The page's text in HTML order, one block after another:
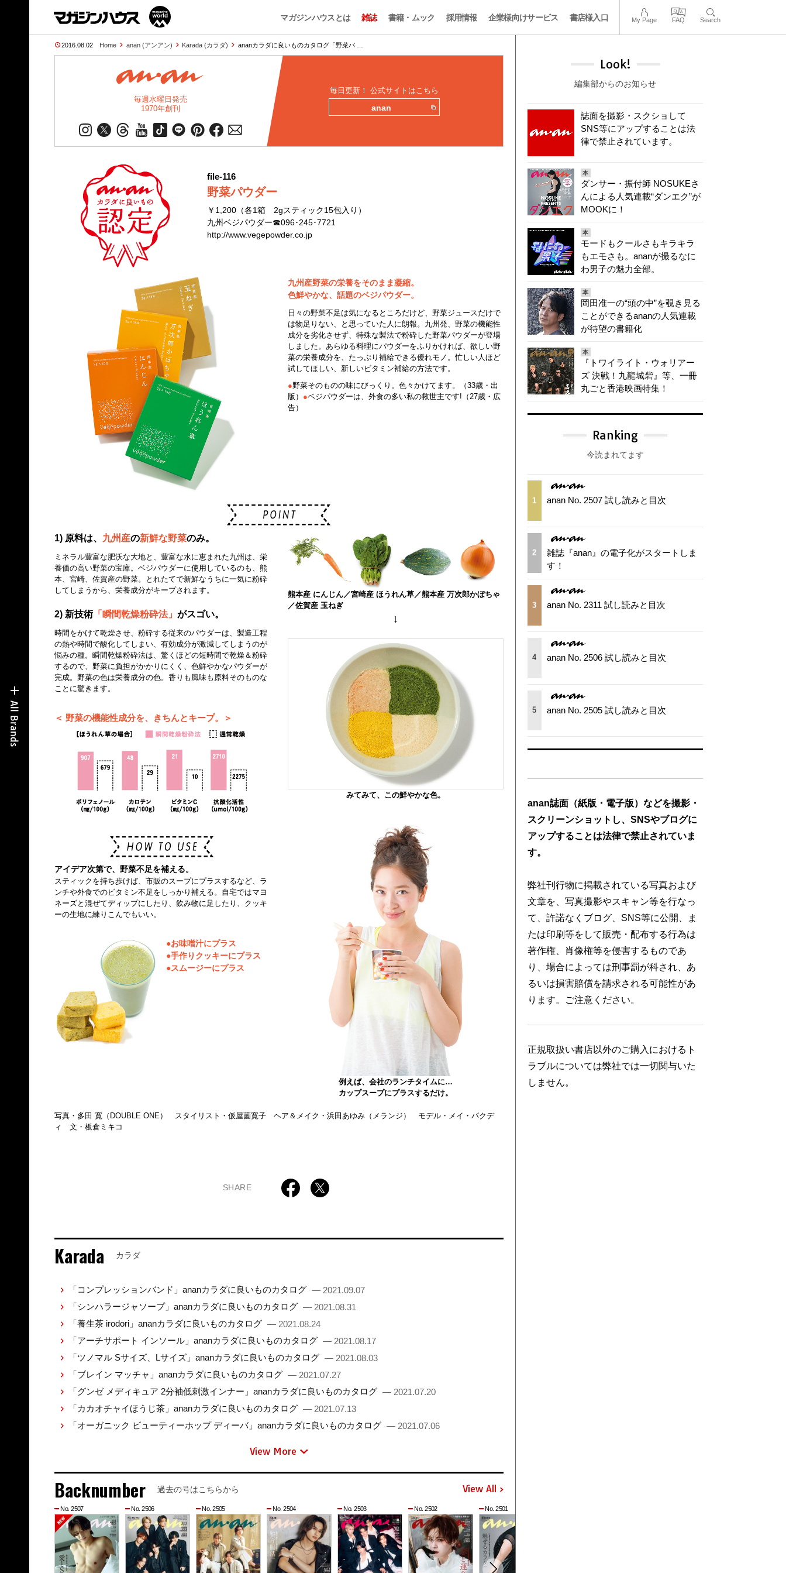
マガジンハウスとは 雑誌 書籍・ムック 採用情報 企業様向けサービス 書店様入口 My Page FAQ Search
2016.08.02 Home anan (アンアン) Karada (カラダ) ananカラダに良いものカタログ「野菜パ …
毎週水曜日発売
1970年創刊
毎日更新！ 公式サイトはこちら
anan
file-116
野菜パウダー
￥1,200（各1箱 2gスティック15包入り）
九州ベジパウダー☎096･245･7721
http://www.vegepowder.co.jp
九州産野菜の栄養をそのまま凝縮。
色鮮やかな、話題のベジパウダー。
日々の野菜不足は気になるところだけど、野菜ジュースだけで
は物足りない、と思っていた人に朗報。九州発、野菜の機能性
成分を劣化させず、特殊な製法で粉砕した野菜パウダーが登場
しました。あらゆる料理にパウダーをふりかければ、欲しい野
菜の栄養成分を、たっぷり補給できる優れモノ。忙しい人ほど
試してほしい、新しいビタミン補給の方法です。
●野菜そのものの味にびっくり。色々かけてます。（33歳・出
版） ●ベジパウダーは、外食の多い私の救世主です!（27歳・広
告）
1) 原料は、 九州産の新鮮な野菜のみ。
ミネラル豊富な肥沃な大地と、豊富な水に恵まれた九州は、栄
養価の高い野菜の宝庫。ベジパウダーに使用しているのも、熊
本、宮崎、佐賀産の野菜。とれたてで新鮮なうちに一気に粉砕
してしまうから、栄養成分がキープされます。
2) 新技術「瞬間乾燥粉砕法」 がスゴい。
時間をかけて乾燥させ、粉砕する従来のパウダーは、製造工程
の熱や時間で酸化してしまい、有効成分が激減してしまうのが
悩みの種。瞬間乾燥粉砕法は、驚くほどの短時間で乾燥＆粉砕
するので、野菜に負担がかかりにくく、色鮮やかなパウダーが
完成。野菜の色は栄養成分の色。香りも風味も原料そのものな
ことに驚きます。
＜ 野菜の機能性成分を、きちんとキープ。＞
熊本産 にんじん／宮崎産 ほうれん草／熊本産 万次郎かぼちゃ
／佐賀産 玉ねぎ
↓
みてみて、この鮮やかな色。
アイデア次第で、野菜不足を補える。
スティックを持ち歩けば、市販のスープにプラスするなど、ラ
ンチや外食でのビタミン不足をしっかり補える。自宅ではマヨ
ネーズと混ぜてディップにしたり、飲み物に足したり、クッキ
ーの生地に練りこんでもいい。
●お味噌汁にプラス
●手作りクッキーにプラス
●スムージーにプラス
例えば、会社のランチタイムに…
カップスープにプラスするだけ。
写真・多田 寛（DOUBLE ONE） スタイリスト・仮屋薗寛子 ヘア＆メイク・浜田あゆみ（メランジ） モデル・メイ・パクデ
ィ 文・板倉ミキコ
SHARE
Karada カラダ
「コンプレッションバンド」ananカラダに良いものカタログ — 2021.09.07
「シンハラージャソープ」ananカラダに良いものカタログ — 2021.08.31
「養生茶 irodori」ananカラダに良いものカタログ — 2021.08.24
「アーチサポート インソール」ananカラダに良いものカタログ — 2021.08.17
「ツノマル Sサイズ、Lサイズ」ananカラダに良いものカタログ — 2021.08.03
「ブレイン マッチャ」ananカラダに良いものカタログ — 2021.07.27
「グンゼ メディキュア 2分袖低刺激インナー」ananカラダに良いものカタログ — 2021.07.20
「カカオチャイほうじ茶」ananカラダに良いものカタログ — 2021.07.13
「オーガニック ビューティーホップ ディーバ」ananカラダに良いものカタログ — 2021.07.06
View More
Backnumber 過去の号はこちらから View All
No. 2507 No. 2506 No. 2505 No. 2504 No. 2503 No. 2502 No. 2501
Look!
編集部からのお知らせ
誌面を撮影・スクショして
SNS等にアップすることは法
律で禁止されています。
本
ダンサー・振付師 NOSUKEさ
んによる人気連載“ダンエク”が
MOOKに！
本
モードもクールさもキラキラ
もエモさも。ananが撮るなに
わ男子の魅力全部。
本
岡田准一の“頭の中”を覗き見る
ことができるananの人気連載
が待望の書籍化
本
『トワイライト・ウォリアー
ズ 決戦！九龍城砦』等、一冊
丸ごと香港映画特集！
Ranking
今読まれてます
1 anan No. 2507 試し読みと目次
2
雑誌『anan』の電子化がスタートしま
す！
3 anan No. 2311 試し読みと目次
4 anan No. 2506 試し読みと目次
5 anan No. 2505 試し読みと目次
anan誌面（紙版・電子版）などを撮影・
スクリーンショットし、SNSやブログに
アップすることは法律で禁止されていま
す。
弊社刊行物に掲載されている写真および
文章を、写真撮影やスキャン等を行なっ
て、許諾なくブログ、SNS等に公開、ま
たは印刷等をして販売・配布する行為は
著作権、肖像権等を侵害するものであ
り、場合によっては刑事罰が科され、あ
るいは損害賠償を請求される可能性があ
ります。ご注意ください。
正規取扱い書店以外のご購入におけるト
ラブルについては弊社では一切関与いた
しません。